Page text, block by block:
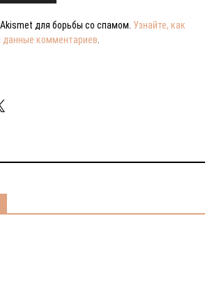
для борьбы со спамом. Узнайте, как
комментариев